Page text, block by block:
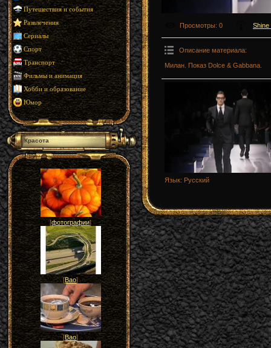
Путешествия и события
Развлечения
Сериалы
Спорт
Транспорт
Фильмы и анимация
Хобби и образование
Юмор
Красота
[фотографии]
[Вао]
[Вао]
Просмотры: 0 Shine
Описание материала:
Милан. Показ Dolce & Gabbana.
Язык: Русский